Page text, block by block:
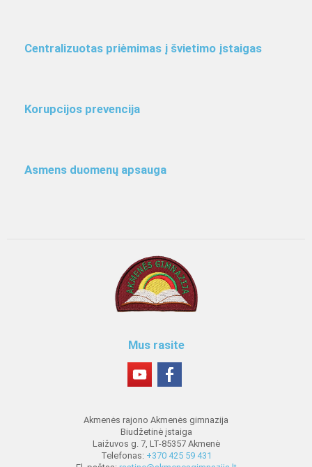
Centralizuotas priėmimas į švietimo įstaigas
Korupcijos prevencija
Asmens duomenų apsauga
Mus rasite
Akmenės rajono Akmenės gimnazija
Biudžetinė įstaiga
Laižuvos g. 7, LT-85357 Akmenė
Telefonas: +370 425 59 431